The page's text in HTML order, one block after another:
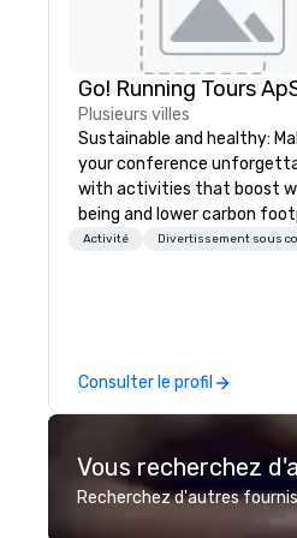
Go! Running Tours
Plusieurs villes
Sustainable and healthy:
your conference
with activities that boost
being and lower carbon
Explore the world on the run
Activité Divertissement sous
Consulter le profil
Vous recherchez
Recherchez d'autres